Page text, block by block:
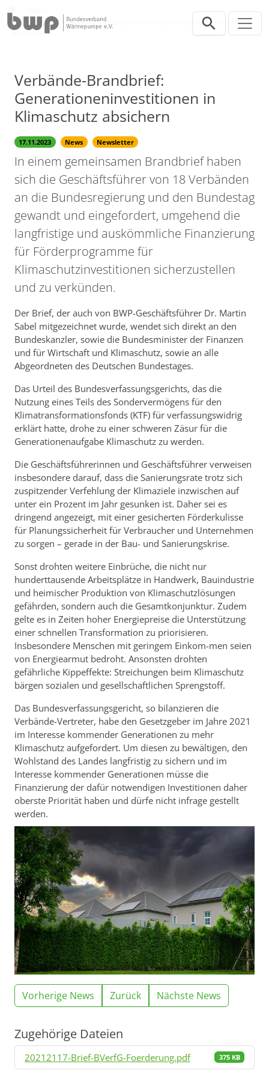
Verbände-Brandbrief: Generationeninvestitionen in Klimaschutz
absichern
Verbände-Brandbrief:
Generationeninvestitionen in
Klimaschutz absichern
17.11.2023 News Newsletter
In einem gemeinsamen Brandbrief haben
sich die Geschäftsführer von 18 Verbänden
an die Bundesregierung und den Bundestag
gewandt und eingefordert, umgehend die
langfristige und auskömmliche Finanzierung
für Förderprogramme für
Klimaschutzinvestitionen sicherzustellen
und zu verkünden.
Der Brief, der auch von BWP-Geschäftsführer Dr. Martin
Sabel mitgezeichnet wurde, wendet sich direkt an den
Bundeskanzler, sowie die Bundesminister der Finanzen
und für Wirtschaft und Klimaschutz, sowie an alle
Abgeordneten des Deutschen Bundestages.
Das Urteil des Bundesverfassungsgerichts, das die
Nutzung eines Teils des Sondervermögens für den
Klimatransformationsfonds (KTF) für verfassungswidrig
erklärt hatte, drohe zu einer schweren Zäsur für die
Generationenaufgabe Klimaschutz zu werden.
Die Geschäftsführerinnen und Geschäftsführer verweisen
insbesondere darauf, dass die Sanierungsrate trotz sich
zuspitzender Verfehlung der Klimaziele inzwischen auf
unter ein Prozent im Jahr gesunken ist. Daher sei es
dringend angezeigt, mit einer gesicherten Förderkulisse
für Planungssicherheit für Verbraucher und Unternehmen
zu sorgen – gerade in der Bau- und Sanierungskrise.
Sonst drohten weitere Einbrüche, die nicht nur
hunderttausende Arbeitsplätze in Handwerk, Bauindustrie
und heimischer Produktion von Klimaschutzlösungen
gefährden, sondern auch die Gesamtkonjunktur. Zudem
gelte es in Zeiten hoher Energiepreise die Unterstützung
einer schnellen Transformation zu priorisieren.
Insbesondere Menschen mit geringem Einkom-men seien
von Energiearmut bedroht. Ansonsten drohten
gefährliche Kippeffekte: Streichungen beim Klimaschutz
bärgen sozialen und gesellschaftlichen Sprengstoff.
Das Bundesverfassungsgericht, so bilanzieren die
Verbände-Vertreter, habe den Gesetzgeber im Jahre 2021
im Interesse kommender Generationen zu mehr
Klimaschutz aufgefordert. Um diesen zu bewältigen, den
Wohlstand des Landes langfristig zu sichern und im
Interesse kommender Generationen müsse die
Finanzierung der dafür notwendigen Investitionen daher
oberste Priorität haben und dürfe nicht infrage gestellt
werden.
Vorherige News Zurück Nächste News
Zugehörige Dateien
20212117-Brief-BVerfG-Foerderung.pdf 375 KB